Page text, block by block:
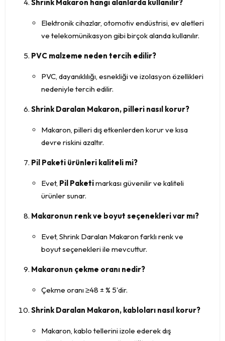
Shrink Makaron hangi alanlarda kullanılır?
Elektronik cihazlar, otomotiv endüstrisi, ev aletleri
ve telekomünikasyon gibi birçok alanda kullanılır.
PVC malzeme neden tercih edilir?
PVC, dayanıklılığı, esnekliği ve izolasyon özellikleri
nedeniyle tercih edilir.
Shrink Daralan Makaron, pilleri nasıl korur?
Makaron, pilleri dış etkenlerden korur ve kısa
devre riskini azaltır.
Pil Paketi ürünleri kaliteli mi?
Evet, Pil Paketimarkası güvenilir ve kaliteli
ürünler sunar.
Makaronun renk ve boyut seçenekleri var mı?
Evet, Shrink Daralan Makaron farklı renk ve
boyut seçenekleri ile mevcuttur.
Makaronun çekme oranı nedir?
Çekme oranı ≥48 ± % 5'dir.
Shrink Daralan Makaron, kabloları nasıl korur?
Makaron, kablo tellerini izole ederek dış